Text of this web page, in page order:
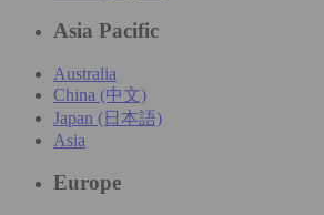
Asia Pacific
Australia
China (中文)
Japan (日本語)
Asia
Europe